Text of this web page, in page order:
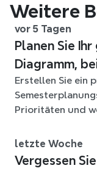
Weitere
vor 5 Tagen
Planen Sie
Diagramm,
bleiben
Erstellen Sie ein
Prioritäten und
verbindet.
letzte Woche
Vergessen